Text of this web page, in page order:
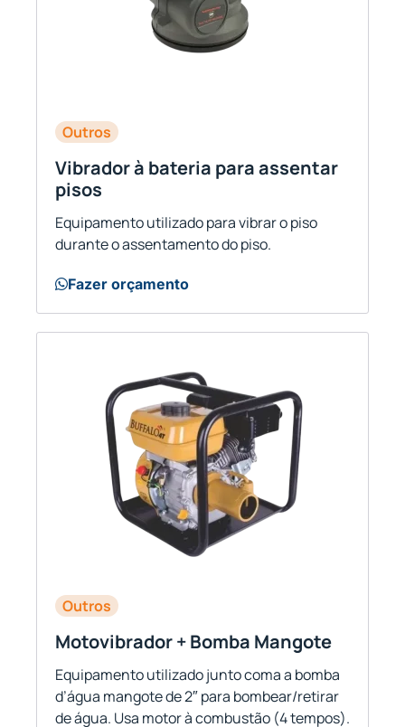
Outros
Vibrador à bateria para assentar
pisos
Equipamento utilizado para vibrar o piso
durante o assentamento do piso.
Fazer orçamento
Outros
Motovibrador + Bomba Mangote
Equipamento utilizado junto coma a bomba
d’água mangote de 2″ para bombear/retirar
de água. Usa motor à combustão (4 tempos).